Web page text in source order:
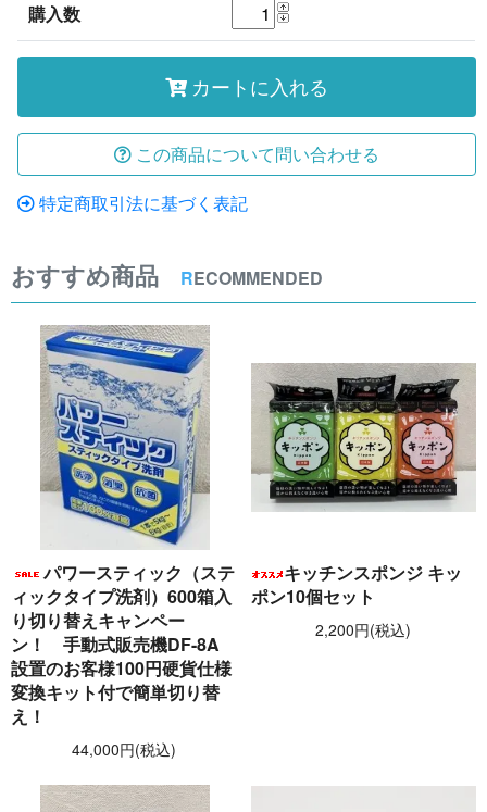
購入数
カートに入れる
この商品について問い合わせる
特定商取引法に基づく表記
おすすめ商品 RECOMMENDED
パワースティック（ステ
ィックタイプ洗剤）600箱入
り切り替えキャンペー
ン！ 手動式販売機DF-8A
設置のお客様100円硬貨仕様
変換キット付で簡単切り替
え！
44,000円(税込)
キッチンスポンジ キッ
ポン10個セット
2,200円(税込)